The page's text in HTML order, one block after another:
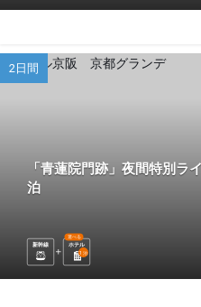
2日間
「青蓮院門跡」夜間特別
泊
新幹線 ホテル
選べる
1 泊